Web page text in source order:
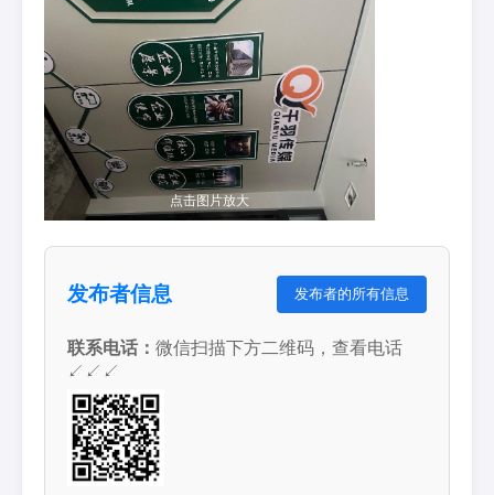
点击图片放大
发布者信息 发布者的所有信息
联系电话： 微信扫描下方二维码，查看电话
↙↙↙